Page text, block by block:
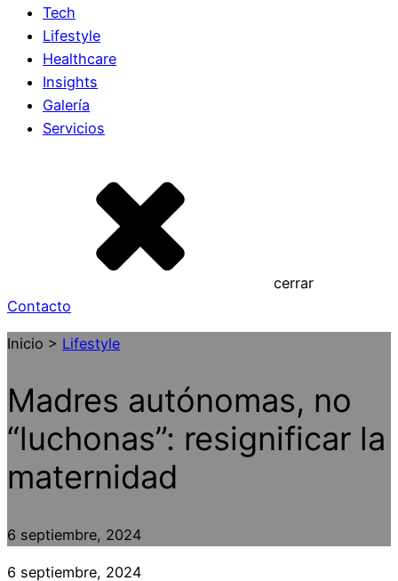
Tech
Lifestyle
Healthcare
Insights
Galería
Servicios
cerrar
Contacto
Inicio > Lifestyle
Madres autónomas, no
“luchonas”: resignificar la
maternidad
6 septiembre, 2024
6 septiembre, 2024